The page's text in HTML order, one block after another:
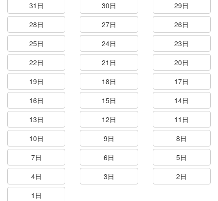
31日 30日
29日
28日
27日
26日
25日
24日
23日
22日
21日
20日
19日
18日
17日
16日
15日
14日
13日
12日
11日
10日
9日
8日
7日
6日
5日
4日
3日
2日
1日